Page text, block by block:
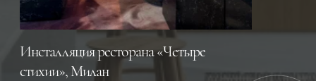
Инсталляция ресторана «Четыре
стихии», Милан